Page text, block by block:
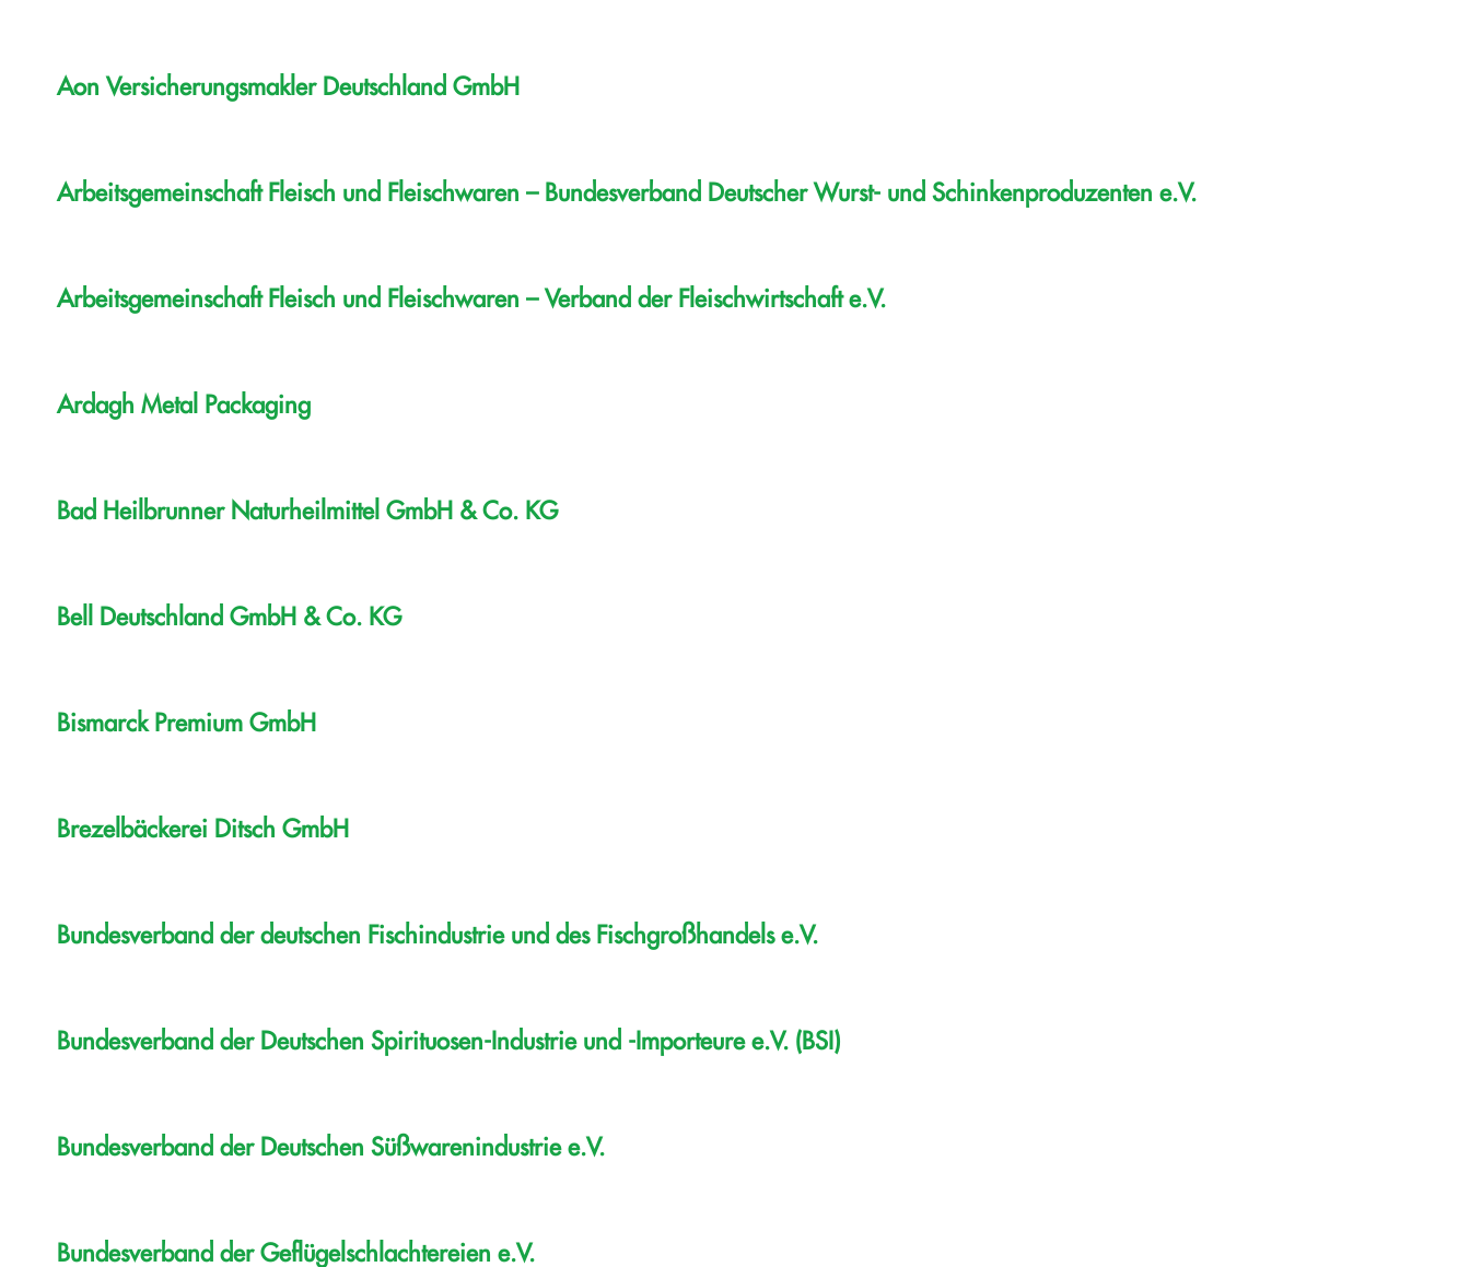
Aon Versicherungsmakler Deutschland GmbH
Arbeitsgemeinschaft Fleisch und Fleischwaren – Bundesverband Deutscher Wurst- und Schinkenproduzenten e.V.
Arbeitsgemeinschaft Fleisch und Fleischwaren – Verband der Fleischwirtschaft e.V.
Ardagh Metal Packaging
Bad Heilbrunner Naturheilmittel GmbH & Co. KG
Bell Deutschland GmbH & Co. KG
Bismarck Premium GmbH
Brezelbäckerei Ditsch GmbH
Bundesverband der deutschen Fischindustrie und des Fischgroßhandels e.V.
Bundesverband der Deutschen Spirituosen-Industrie und -Importeure e.V. (BSI)
Bundesverband der Deutschen Süßwarenindustrie e.V.
Bundesverband der Geflügelschlachtereien e.V.